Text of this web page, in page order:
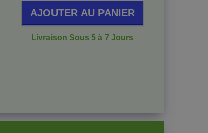
AJOUTER AU PANIER
Livraison Sous 5 à 7 Jours